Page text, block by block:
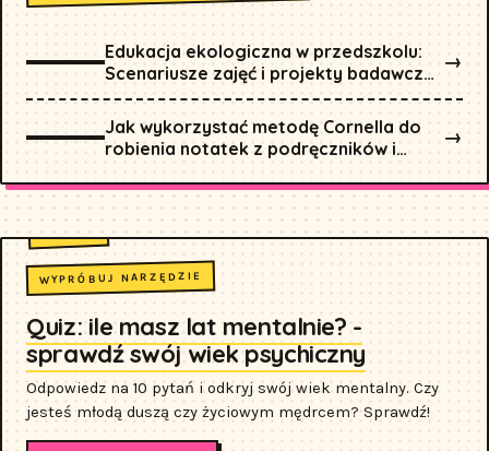
Edukacja ekologiczna w przedszkolu:
Scenariusze zajęć i projekty badawcze
dla najmłodszych
→
Jak wykorzystać metodę Cornella do
robienia notatek z podręczników i
→
WYPRÓBUJ NARZĘDZIE
Quiz: ile masz lat mentalnie? -
sprawdź swój wiek psychiczny
Odpowiedz na 10 pytań i odkryj swój wiek mentalny. Czy
jesteś młodą duszą czy życiowym mędrcem? Sprawdź!